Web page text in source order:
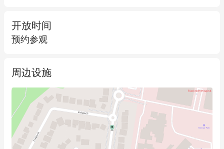
提升整体运营稳定性。
务患者逾 100 万人，由 IFM Investors 与 UniSuper 共同持有（合
计管理资产达 $3,810 亿）。
全新高质量医疗设施
为医疗用途量身打造的1,742 平方米*三层先进设施，于 2024 年
年底全新建成，享有显著折旧抵税优惠，进一步提高投资回报
开放时间
预约参观
周边设施